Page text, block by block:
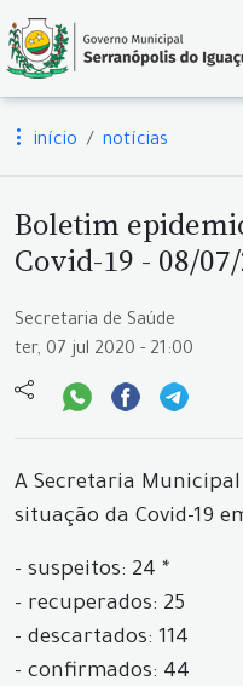
início notícias
Boletim
Covid-19 - 08/
Secretaria de Saúde
ter, 07 jul 2020 - 21:00
A Secretaria
situação da Covid-19
- suspeitos: 24 *
- recuperados: 25
- descartados: 114
- confirmados: 44